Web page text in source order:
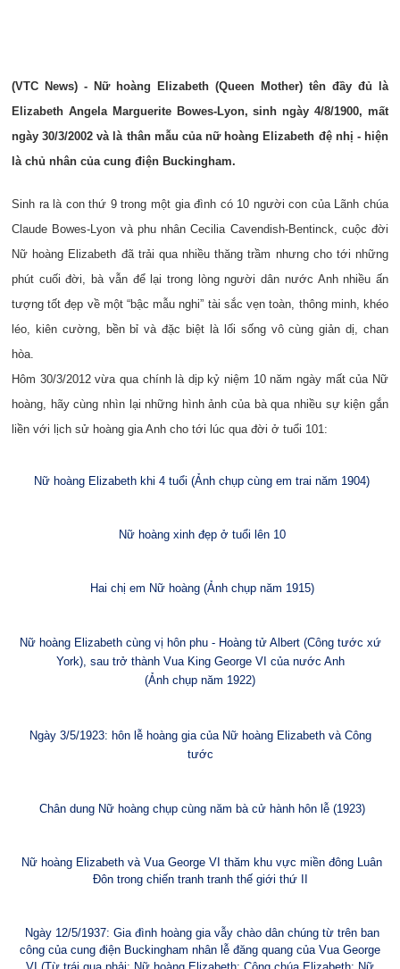
(VTC News) - Nữ hoàng Elizabeth (Queen Mother) tên đầy đủ là
Elizabeth Angela Marguerite Bowes-Lyon, sinh ngày 4/8/1900, mất
ngày 30/3/2002 và là thân mẫu của nữ hoàng Elizabeth đệ nhị - hiện
là chủ nhân của cung điện Buckingham.
Sinh ra là con thứ 9 trong một gia đình có 10 người con của Lãnh chúa
Claude Bowes-Lyon và phu nhân Cecilia Cavendish-Bentinck, cuộc đời
Nữ hoàng Elizabeth đã trải qua nhiều thăng trầm nhưng cho tới những
phút cuối đời, bà vẫn để lại trong lòng người dân nước Anh nhiều ấn
tượng tốt đẹp về một “bậc mẫu nghi” tài sắc vẹn toàn, thông minh, khéo
léo, kiên cường, bền bỉ và đặc biệt là lối sống vô cùng giản dị, chan
hòa.
Hôm 30/3/2012 vừa qua chính là dịp kỷ niệm 10 năm ngày mất của Nữ
hoàng, hãy cùng nhìn lại những hình ảnh của bà qua nhiều sự kiện gắn
liền với lịch sử hoàng gia Anh cho tới lúc qua đời ở tuổi 101:
Nữ hoàng Elizabeth khi 4 tuổi (Ảnh chụp cùng em trai năm 1904)
Nữ hoàng xinh đẹp ở tuổi lên 10
Hai chị em Nữ hoàng (Ảnh chụp năm 1915)
Nữ hoàng Elizabeth cùng vị hôn phu - Hoàng tử Albert (Công tước xứ
York), sau trở thành Vua King George VI của nước Anh
(Ảnh chụp năm 1922)
Ngày 3/5/1923: hôn lễ hoàng gia của Nữ hoàng Elizabeth và Công
tước
Chân dung Nữ hoàng chụp cùng năm bà cử hành hôn lễ (1923)
Nữ hoàng Elizabeth và Vua George VI thăm khu vực miền đông Luân
Đôn trong chiến tranh tranh thế giới thứ II
Ngày 12/5/1937: Gia đình hoàng gia vẫy chào dân chúng từ trên ban
công của cung điện Buckingham nhân lễ đăng quang của Vua George